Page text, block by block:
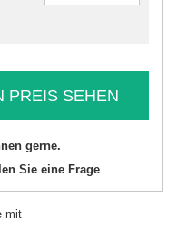
PREIS SEHEN
gerne.
Sie eine Frage
mit